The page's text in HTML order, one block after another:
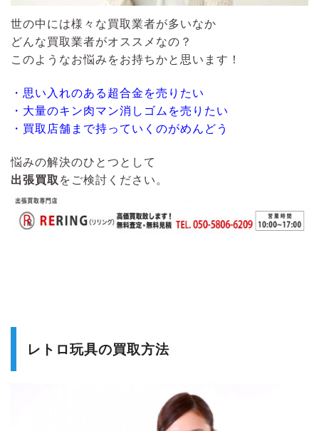
世の中には様々な買取業者が多いなか
どんな買取業者がオススメなの？
このようなお悩みをお持ちかと思います！
・思い入れのある超合金を売りたい
・大量のキン肉マン消しゴムを売りたい
・買取店舗まで持っていくのがめんどう
悩みの解決のひとつとして
出張買取 をご検討ください。
レトロ玩具の買取方法